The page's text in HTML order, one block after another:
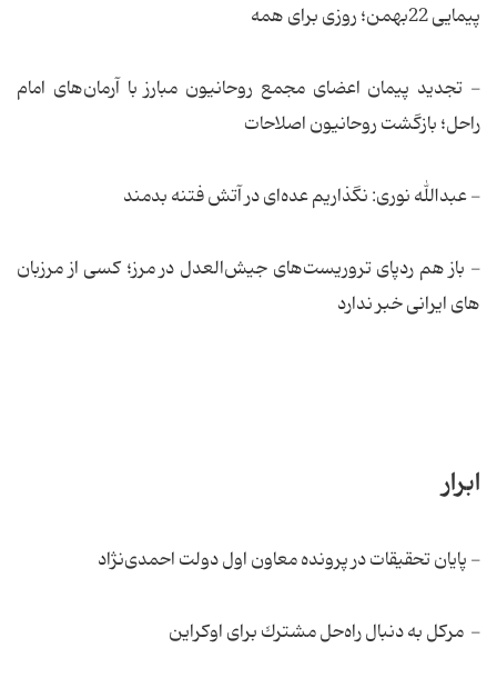
پیمایی 22بهمن؛ روزی برای همه
- تجدید پیمان اعضای مجمع روحانیون مبارز با آرمان‌های امام
راحل؛ بازگشت روحانیون اصلاحات
- عبدالله نوری: نگذاریم عده‌ای در آتش فتنه بدمند
- باز هم ردپای تروریست‌های جیش‌العدل در مرز؛ كسی از مرزبان
های ایرانی خبر ندارد
ابرار
- پایان تحقیقات در پرونده معاون اول دولت احمدی‌نژاد
- مركل به دنبال راه‌حل مشترك برای اوكراین